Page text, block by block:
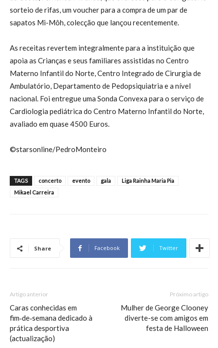
sorteio de rifas, um voucher para a compra de um par de
sapatos Mi-Môh, colecção que lançou recentemente.
As receitas revertem integralmente para a instituição que
apoia as Crianças e seus familiares assistidas no Centro
Materno Infantil do Norte, Centro Integrado de Cirurgia de
Ambulatório, Departamento de Pedopsiquiatria e a nível
nacional. Foi entregue uma Sonda Convexa para o serviço de
Cardiologia pediátrica do Centro Materno Infantil do Norte,
avaliado em quase 4500 Euros.
©starsonline/PedroMonteiro
TAGS concerto evento gala
Liga Rainha Maria Pia
Mikael Carreira
Share Facebook Twitter
Artigo anterior
Caras conhecidas em
fim‑de‑semana dedicado à
prática desportiva
(actualização)
Próximo artigo
Mulher de George Clooney
diverte-se com amigos em
festa de Halloween